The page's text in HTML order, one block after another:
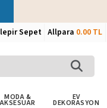
Sepet Allpara 0.00 TL
MODA &
AKSESUAR
EV
DEKORASYON